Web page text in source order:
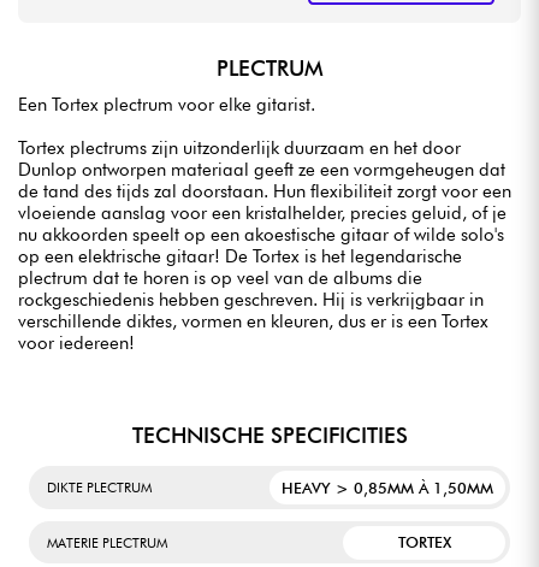
PLECTRUM
Een Tortex plectrum voor elke gitarist.
Tortex plectrums zijn uitzonderlijk duurzaam en het door
Dunlop ontworpen materiaal geeft ze een vormgeheugen dat
de tand des tijds zal doorstaan. Hun flexibiliteit zorgt voor een
vloeiende aanslag voor een kristalhelder, precies geluid, of je
nu akkoorden speelt op een akoestische gitaar of wilde solo's
op een elektrische gitaar! De Tortex is het legendarische
plectrum dat te horen is op veel van de albums die
rockgeschiedenis hebben geschreven. Hij is verkrijgbaar in
verschillende diktes, vormen en kleuren, dus er is een Tortex
voor iedereen!
TECHNISCHE SPECIFICITIES
DIKTE PLECTRUM HEAVY > 0,85MM À 1,50MM
MATERIE PLECTRUM TORTEX